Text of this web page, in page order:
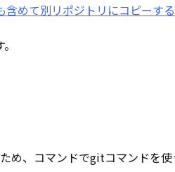
めて別リポジトリにコピーする
め、コマンドでgitコマンドを